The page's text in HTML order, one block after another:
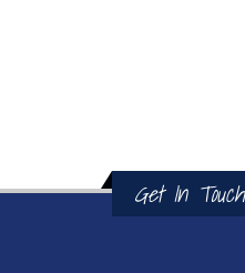
Get In Touch